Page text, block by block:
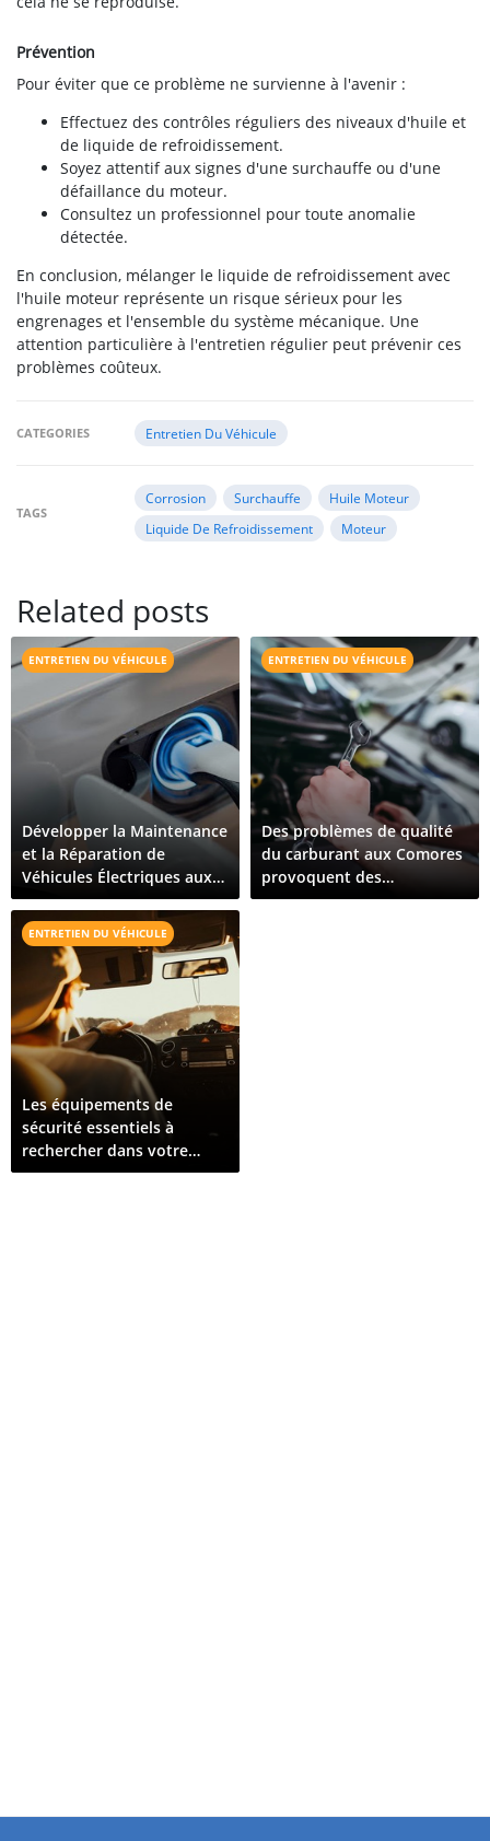
Prévention
Pour éviter que ce problème ne survienne à l'avenir :
Effectuez des contrôles réguliers des niveaux d'huile et
de liquide de refroidissement.
Soyez attentif aux signes d'une surchauffe ou d'une
défaillance du moteur.
Consultez un professionnel pour toute anomalie
détectée.
En conclusion, mélanger le liquide de refroidissement avec
l'huile moteur représente un risque sérieux pour les
engrenages et l'ensemble du système mécanique. Une
attention particulière à l'entretien régulier peut prévenir ces
problèmes coûteux.
CATEGORIES Entretien Du Véhicule
TAGS
Corrosion Surchauffe
Huile Moteur
Liquide De Refroidissement
Moteur
Related posts
ENTRETIEN DU VÉHICULE
Développer la Maintenance
et la Réparation de
Véhicules Électriques aux
Comores : Ce Qu'il Faut
Pour Croître
ENTRETIEN DU VÉHICULE
Des problèmes de qualité
du carburant aux Comores
provoquent des
dysfonctionnements de
ENTRETIEN DU VÉHICULE
Les équipements de
sécurité essentiels à
rechercher dans votre
prochain véhicule